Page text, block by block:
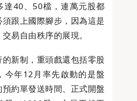
達40、50檔，連萬元股都
跟上國際腳步，因為這是
易自由秩序的展現。
新制，重頭戲還包括零股
今年12月率先啟動的是盤
約單發送時間、正式開盤